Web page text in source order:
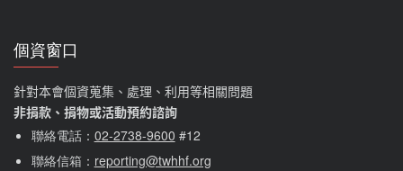
個資窗口
針對本會個資蒐集、處理、利用等相關問題
非捐款、捐物或活動預約諮詢
聯絡電話： 02-2738-9600 #12
聯絡信箱： reporting@twhhf.org